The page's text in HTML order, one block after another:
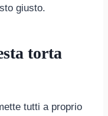
giusto.
torta
tutti a proprio